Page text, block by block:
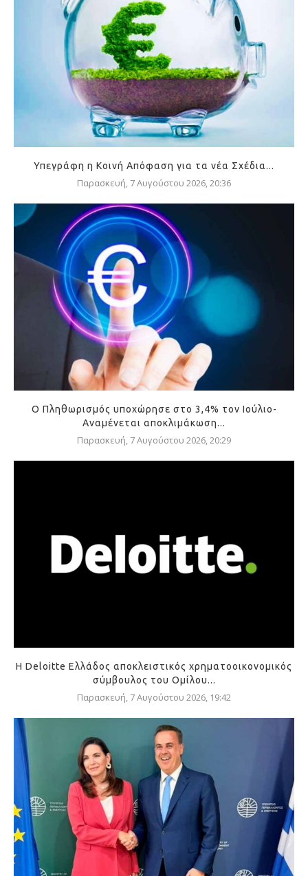
Υπεγράφη η Κοινή Απόφαση για τα νέα Σχέδια...
Παρασκευή, 7 Αυγούστου 2026, 20:36
Ο Πληθωρισμός υποχώρησε στο 3,4% τον Ιούλιο-
Αναμένεται αποκλιμάκωση...
Παρασκευή, 7 Αυγούστου 2026, 20:29
Η Deloitte Ελλάδος αποκλειστικός χρηματοοικονομικός
σύμβουλος του Ομίλου...
Παρασκευή, 7 Αυγούστου 2026, 19:42